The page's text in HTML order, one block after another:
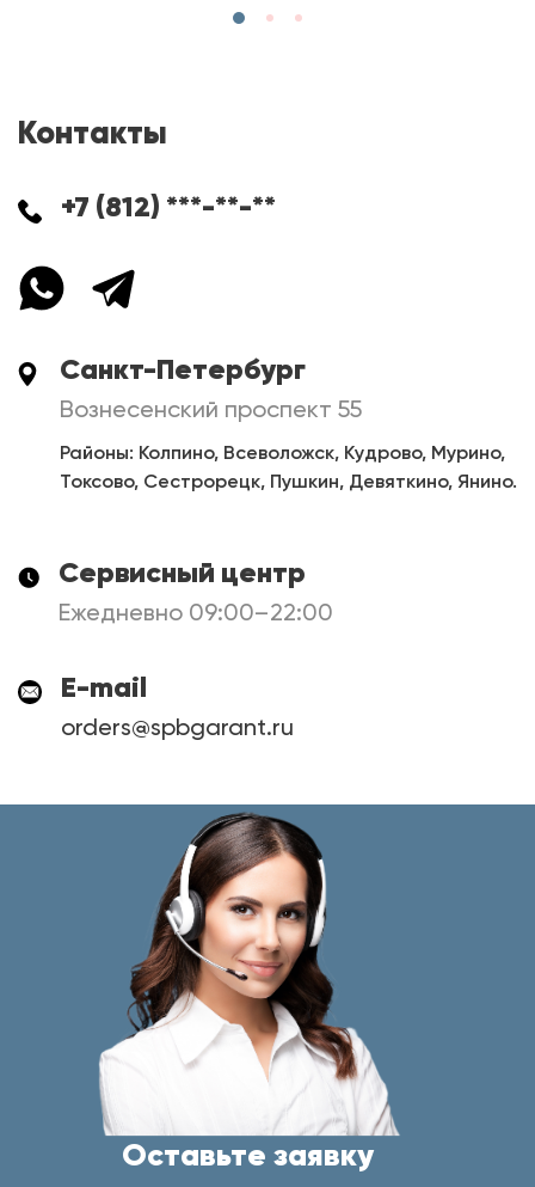
Контакты
+7 (812) ***-**-**
Санкт-Петербург
Вознесенский проспект 55
Районы: Колпино, Всеволожск, Кудрово, Мурино,
Токсово, Сестрорецк, Пушкин, Девяткино, Янино.
Сервисный центр
Ежедневно 09:00–22:00
E-mail
orders@spbgarant.ru
Оставьте заявку